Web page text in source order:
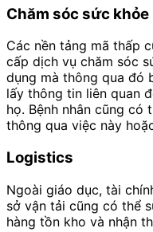
Chăm sóc sức khỏe
Các nền tảng mã thấp
cấp dịch vụ chăm sóc
dụng mà thông qua đó
lấy thông tin liên quan
họ. Bệnh nhân cũng có
thông qua việc này
Logistics
Ngoài giáo dục, tài
sở vận tải cũng có thể
hàng tồn kho và nhận